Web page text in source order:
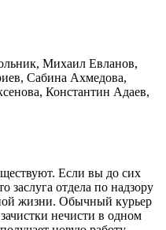
Михаил Евланов,
Сабина Ахмедова,
Константин Адаев,
Если вы до сих
заслуга отдела по надзору
жизни. Обычный курьер
нечисти в одном